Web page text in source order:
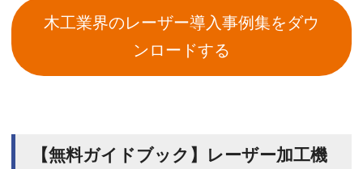
木工業界のレーザー導入事例集をダウ
ンロードする
【無料ガイドブック】レーザー加工機